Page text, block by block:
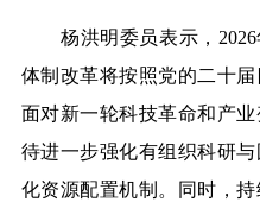
杨洪明委员表示，2026
体制改革将按照党的二十届
面对新一轮科技革命和产
待进一步强化有组织科研
化资源配置机制。同时，